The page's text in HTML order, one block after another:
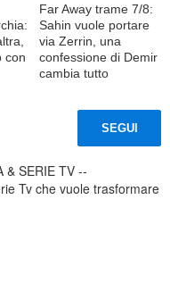
con
Far Away trame 7/8:
Sahin vuole portare
via Zerrin, una
confessione di Demir
cambia tutto
SEGUI
& SERIE TV --
Tv che vuole trasformare